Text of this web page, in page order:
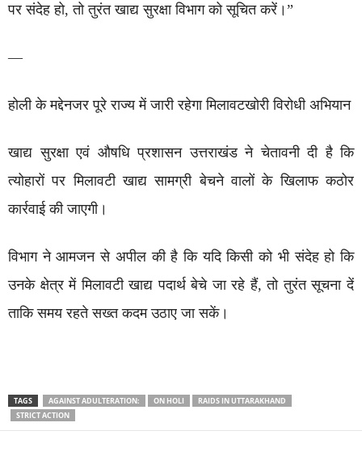
पर संदेह हो, तो तुरंत खाद्य सुरक्षा विभाग को सूचित करें।”
—
होली के मद्देनजर पूरे राज्य में जारी रहेगा मिलावटखोरी विरोधी अभियान
खाद्य सुरक्षा एवं औषधि प्रशासन उत्तराखंड ने चेतावनी दी है कि
त्योहारों पर मिलावटी खाद्य सामग्री बेचने वालों के खिलाफ कठोर
कार्रवाई की जाएगी।
विभाग ने आमजन से अपील की है कि यदि किसी को भी संदेह हो कि
उनके क्षेत्र में मिलावटी खाद्य पदार्थ बेचे जा रहे हैं, तो तुरंत सूचना दें
ताकि समय रहते सख्त कदम उठाए जा सकें।
TAGS AGAINST ADULTERATION: ON HOLI
RAIDS IN UTTARAKHAND
STRICT ACTION